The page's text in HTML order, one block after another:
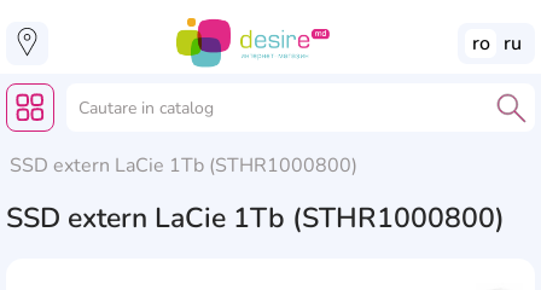
ro ru
SSD extern LaCie 1Tb (STHR1000800)
SSD extern LaCie 1Tb (STHR1000800)